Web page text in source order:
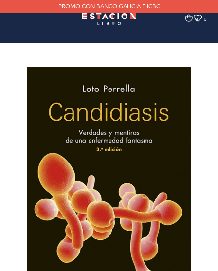
PROMO CON BANCO GALICIA E ICBC
0 0